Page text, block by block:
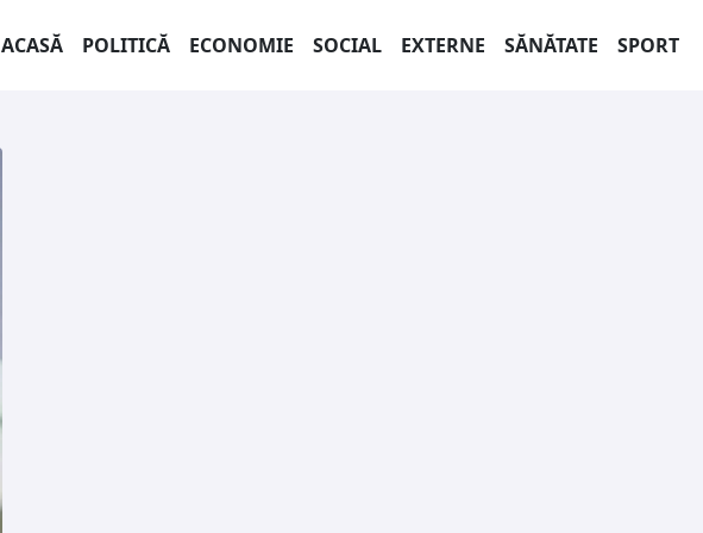
ACASĂ
POLITICĂ ECONOMIE SOCIAL EXTERNE SĂNĂTATE SPORT